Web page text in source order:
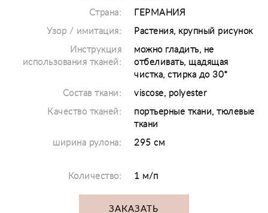
Страна: ГЕРМАНИЯ
Узор / имитация: Растения, крупный рисунок
Инструкция
использования тканей:
можно гладить, не
отбеливать, щадящая
чистка, стирка до 30*
Состав ткани: viscose, polyester
Качество тканей:
портьерные ткани, тюлевые
ткани
ширина рулона: 295 см
Количество: 1 м/п
ЗАКАЗАТЬ